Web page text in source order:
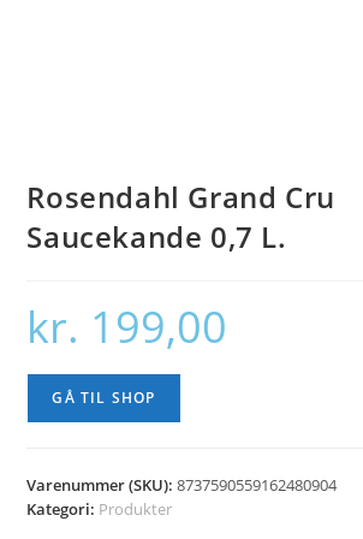
Rosendahl Grand Cru
Saucekande 0,7 L.
kr. 199,00
GÅ TIL SHOP
Varenummer (SKU):8737590559162480904
Kategori: Produkter